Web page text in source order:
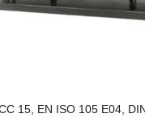
15, EN ISO 105 E04,